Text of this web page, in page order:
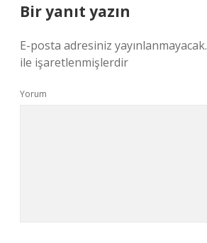
Bir yanıt yazın
E-posta adresiniz yayınlanmayacak.
ile işaretlenmişlerdir
Yorum